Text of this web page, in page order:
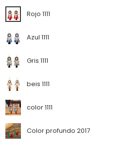
Rojo 1111
Azul 1111
Gris 1111
beis 1111
color 1111
Color profundo 2017